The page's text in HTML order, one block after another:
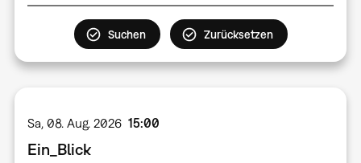
Sa, 08. Aug. 2026 15:00
Ein_Blick